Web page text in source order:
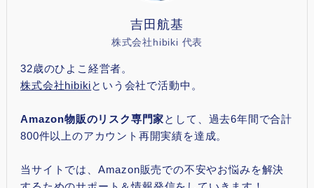
吉田航基
株式会社hibiki 代表
32歳のひよこ経営者。
株式会社hibikiという会社で活動中。
Amazon物販のリスク専門家として、過去6年間で合計
800件以上のアカウント再開実績を達成。
当サイトでは、Amazon販売での不安やお悩みを解決